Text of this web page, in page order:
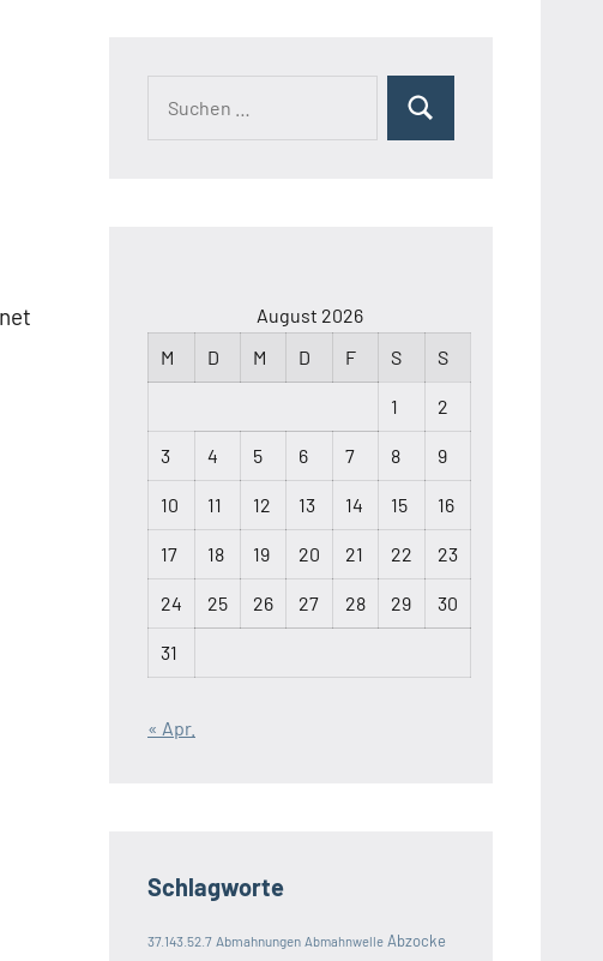
Suchen
August 2026
M
D M D F S S
1 2
3 4 5 6 7 8 9
10 11 12 13 14 15 16
17 18 19 20 21 22 23
24 25 26 27 28 29 30
31
« Apr.
Schlagworte
37.143.52.7 Abmahnungen Abmahnwelle Abzocke